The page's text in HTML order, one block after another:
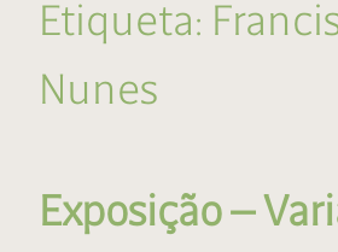
Etiqueta:
Nunes
Exposição —